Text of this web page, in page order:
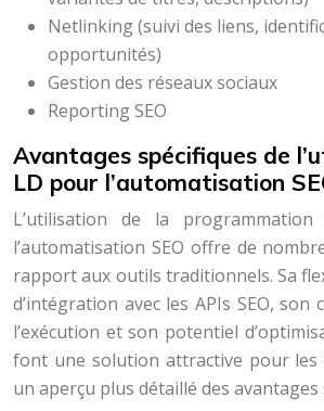
Netlinking (suivi des liens,
opportunités)
Gestion des réseaux sociaux
Reporting SEO
Avantages spécifiques de
LD pour l’automatisation
L’utilisation de la
l’automatisation SEO offre de
rapport aux outils traditionnels. Sa
d’intégration avec les APIs SEO,
l’exécution et son potentiel
font une solution attractive pour les
un aperçu plus détaillé des avantages